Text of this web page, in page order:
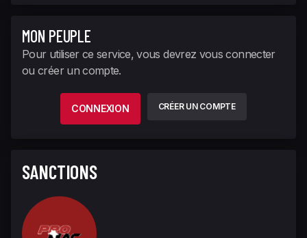
MON PEUPLE
Pour utiliser ce service, vous devrez vous connecter
ou créer un compte.
CONNEXION CRÉER UN COMPTE
SANCTIONS